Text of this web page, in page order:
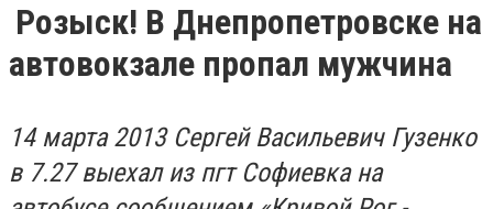
Розыск! В Днепропетровске на
автовокзале пропал мужчина
14 марта 2013 Сергей Васильевич Гузенко
в 7.27 выехал из пгт Софиевка на